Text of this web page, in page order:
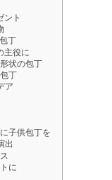
ント
丁
主役に
状の包丁
丁
ア
子供包丁を
出
に